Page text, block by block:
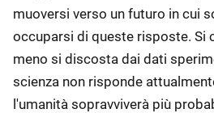
muoversi verso un futuro in cui
occuparsi di queste risposte. Si
meno si discosta dai dati
scienza non risponde
l'umanità sopravviverà più